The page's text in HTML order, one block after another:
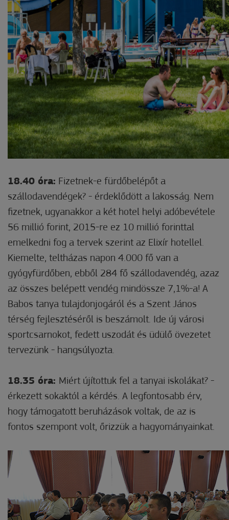
18.40 óra: Fizetnek-e fürdőbelépőt a
szállodavendégek? - érdeklődött a lakosság. Nem
fizetnek, ugyanakkor a két hotel helyi adóbevétele
56 millió forint, 2015-re ez 10 millió forinttal
emelkedni fog a tervek szerint az Elixír hotellel.
Kiemelte, teltházas napon 4.000 fő van a
gyógyfürdőben, ebből 284 fő szállodavendég, azaz
az összes belépett vendég mindössze 7,1%-a! A
Babos tanya tulajdonjogáról és a Szent János
térség fejlesztéséről is beszámolt. Ide új városi
sportcsarnokot, fedett uszodát és üdülő övezetet
tervezünk - hangsúlyozta.
18.35 óra: Miért újítottuk fel a tanyai iskolákat? -
érkezett sokaktól a kérdés. A legfontosabb érv,
hogy támogatott beruházások voltak, de az is
fontos szempont volt, őrizzük a hagyományainkat.